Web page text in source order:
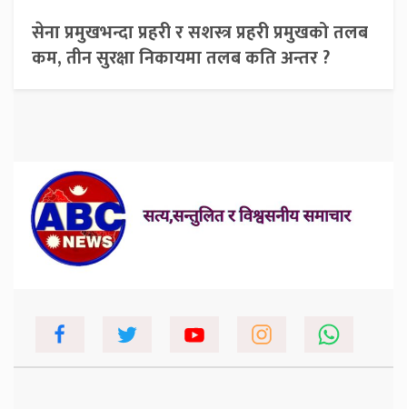
सेना प्रमुखभन्दा प्रहरी र सशस्त्र प्रहरी प्रमुखको तलब
कम, तीन सुरक्षा निकायमा तलब कति अन्तर ?